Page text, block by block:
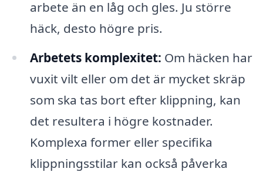
arbete än en låg och gles. Ju större
häck, desto högre pris.
Arbetets komplexitet: Om häcken har
vuxit vilt eller om det är mycket skräp
som ska tas bort efter klippning, kan
det resultera i högre kostnader.
Komplexa former eller specifika
klippningsstilar kan också påverka